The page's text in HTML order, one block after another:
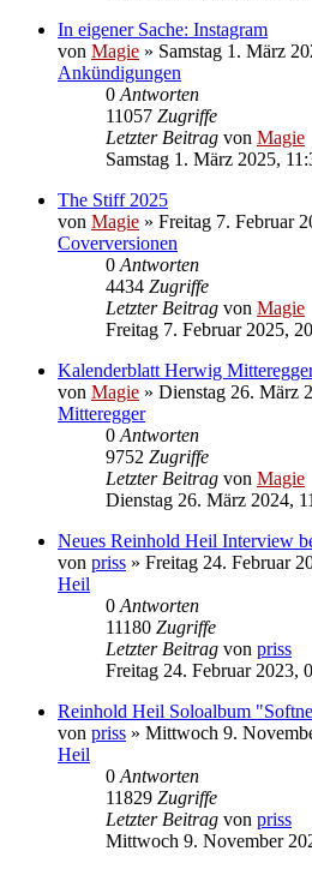
In eigener Sache: Instagram
von Magie » Samstag 1. März
Ankündigungen
0 Antworten
11057 Zugriffe
Letzter Beitrag von Magie
Samstag 1. März 2025,
The Stiff 2025
von Magie » Freitag 7. Februar
Coverversionen
0 Antworten
4434 Zugriffe
Letzter Beitrag von Magie
Freitag 7. Februar 2025,
Kalenderblatt Herwig
von Magie » Dienstag 26. März
Mitteregger
0 Antworten
9752 Zugriffe
Letzter Beitrag von Magie
Dienstag 26. März 2024,
Neues Reinhold Heil Interview
von priss » Freitag 24. Februar
Heil
0 Antworten
11180 Zugriffe
Letzter Beitrag von priss
Freitag 24. Februar 2023,
Reinhold Heil Soloalbum
von priss » Mittwoch 9.
Heil
0 Antworten
11829 Zugriffe
Letzter Beitrag von priss
Mittwoch 9. November